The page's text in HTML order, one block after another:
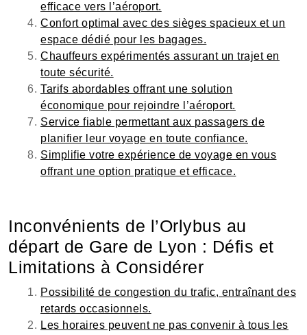
efficace vers l’aéroport.
Confort optimal avec des sièges spacieux et un
espace dédié pour les bagages.
Chauffeurs expérimentés assurant un trajet en
toute sécurité.
Tarifs abordables offrant une solution
économique pour rejoindre l’aéroport.
Service fiable permettant aux passagers de
planifier leur voyage en toute confiance.
Simplifie votre expérience de voyage en vous
offrant une option pratique et efficace.
Inconvénients de l’Orlybus au
départ de Gare de Lyon : Défis et
Limitations à Considérer
Possibilité de congestion du trafic, entraînant des
retards occasionnels.
Les horaires peuvent ne pas convenir à tous les